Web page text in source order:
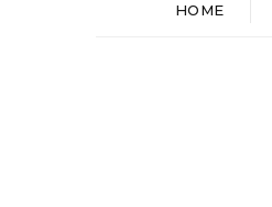
HOME